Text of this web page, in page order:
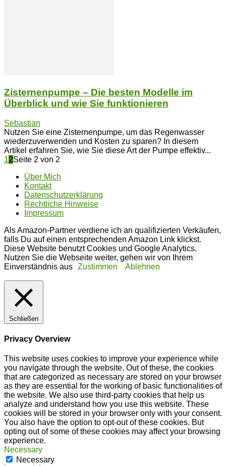
Zisternenpumpe – Die besten Modelle im
Überblick und wie Sie funktionieren
Sebastian
Nutzen Sie eine Zisternenpumpe, um das Regenwasser
wiederzuverwenden und Kosten zu sparen? In diesem
Artikel erfahren Sie, wie Sie diese Art der Pumpe effektiv...
12Seite 2 von 2
Über Mich
Kontakt
Datenschutzerklärung
Rechtliche Hinweise
Impressum
Als Amazon-Partner verdiene ich an qualifizierten Verkäufen,
falls Du auf einen entsprechenden Amazon Link klickst.
Diese Website benutzt Cookies und Google Analytics.
Nutzen Sie die Webseite weiter, gehen wir von Ihrem
Einverständnis aus Zustimmen Ablehnen
Schließen
Privacy Overview
This website uses cookies to improve your experience while
you navigate through the website. Out of these, the cookies
that are categorized as necessary are stored on your browser
as they are essential for the working of basic functionalities of
the website. We also use third-party cookies that help us
analyze and understand how you use this website. These
cookies will be stored in your browser only with your consent.
You also have the option to opt-out of these cookies. But
opting out of some of these cookies may affect your browsing
experience.
Necessary
Necessary